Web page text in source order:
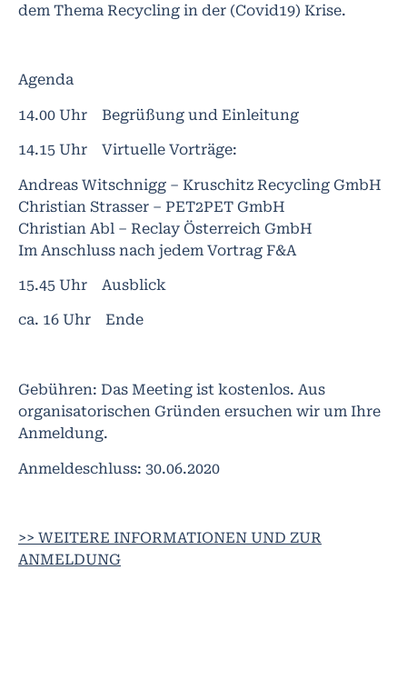
dem Thema Recycling in der (Covid19) Krise.
Agenda
14.00 Uhr Begrüßung und Einleitung
14.15 Uhr Virtuelle Vorträge:
Andreas Witschnigg – Kruschitz Recycling GmbH
Christian Strasser – PET2PET GmbH
Christian Abl – Reclay Österreich GmbH
Im Anschluss nach jedem Vortrag F&A
15.45 Uhr Ausblick
ca. 16 Uhr Ende
Gebühren: Das Meeting ist kostenlos. Aus
organisatorischen Gründen ersuchen wir um Ihre
Anmeldung.
Anmeldeschluss: 30.06.2020
>> WEITERE INFORMATIONEN UND ZUR
ANMELDUNG